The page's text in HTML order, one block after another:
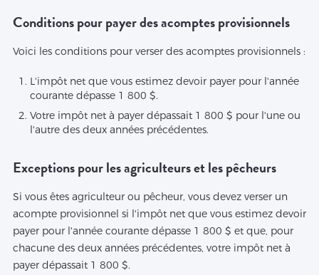
Conditions pour payer des acomptes provisionnels
Voici les conditions pour verser des acomptes provisionnels :
L'impôt net que vous estimez devoir payer pour l'année
courante dépasse 1 800 $.
Votre impôt net à payer dépassait 1 800 $ pour l'une ou
l'autre des deux années précédentes.
Exceptions pour les agriculteurs et les pêcheurs
Si vous êtes agriculteur ou pêcheur, vous devez verser un
acompte provisionnel si l'impôt net que vous estimez devoir
payer pour l'année courante dépasse 1 800 $ et que, pour
chacune des deux années précédentes, votre impôt net à
payer dépassait 1 800 $.